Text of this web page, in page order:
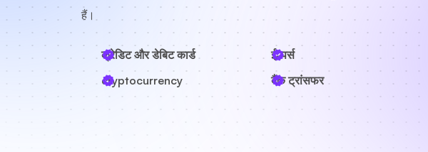
हैं।
क्रेडिट और डेबिट कार्ड
ई-पर्स
cryptocurrency
बैंक ट्रांसफर